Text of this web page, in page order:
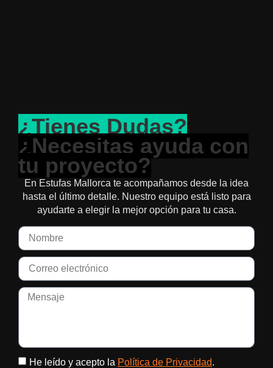
¿Tienes Dudas?
¿Necesitas ayuda con
tu proyecto?
En Estufas Mallorca te acompañamos desde la idea
hasta el último detalle. Nuestro equipo está listo para
ayudarte a elegir la mejor opción para tu casa.
He leído y acepto la Política de Privacidad